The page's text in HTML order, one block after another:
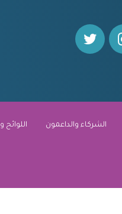
الشركاء والداعمون
اللوائح